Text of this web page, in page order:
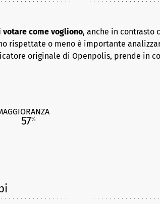
come vogliono, anche in contrasto
rispettate o meno è importante
originale di Openpolis, prende in
57%